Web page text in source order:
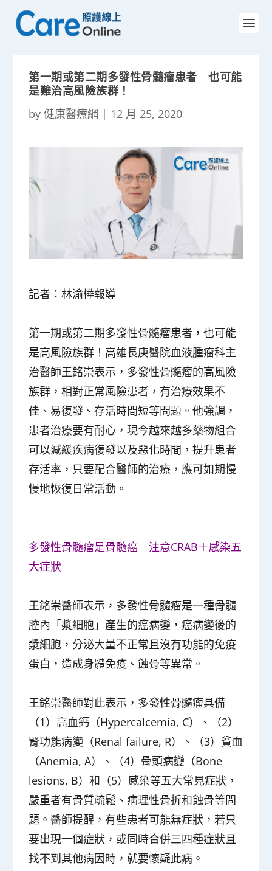
第一期或第二期多發性骨髓瘤患者 也可能
是難治高風險族群！
by健康醫療網 | 12 月 25, 2020
記者：林渝樺報導
第一期或第二期多發性骨髓瘤患者，也可能
是高風險族群！高雄長庚醫院血液腫瘤科主
治醫師王銘崇表示，多發性骨髓瘤的高風險
族群，相對正常風險患者，有治療效果不
佳、易復發、存活時間短等問題。他強調，
患者治療要有耐心，現今越來越多藥物組合
可以減緩疾病復發以及惡化時間，提升患者
存活率，只要配合醫師的治療，應可如期慢
慢地恢復日常活動。
多發性骨髓瘤是骨髓癌 注意CRAB＋感染五
大症狀
王銘崇醫師表示，多發性骨髓瘤是一種骨髓
腔內「漿細胞」產生的癌病變，癌病變後的
漿細胞，分泌大量不正常且沒有功能的免疫
蛋白，造成身體免疫、蝕骨等異常。
王銘崇醫師對此表示，多發性骨髓瘤具備
（1）高血鈣（Hypercalcemia, C）、（2）
腎功能病變（Renal failure, R）、（3）貧血
（Anemia, A）、（4）骨頭病變（Bone
lesions, B）和（5）感染等五大常見症狀，
嚴重者有骨質疏鬆、病理性骨折和蝕骨等問
題。醫師提醒，有些患者可能無症狀，若只
要出現一個症狀，或同時合併三四種症狀且
找不到其他病因時，就要懷疑此病。